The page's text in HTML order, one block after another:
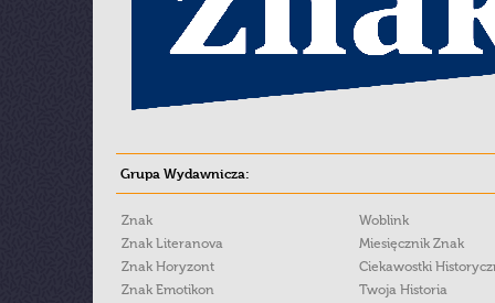
Grupa Wydawnicza:
Znak
Znak Literanova
Znak Horyzont
Znak Emotikon
Woblink
Miesięcznik Znak
Ciekawostki
Twoja Historia